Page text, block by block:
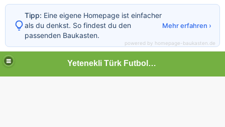
Yetenekli Türk Futbolcular
Tipp: Eine eigene Homepage ist einfacher
als du denkst. So findest du den
passenden Baukasten.
Mehr erfahren ›
powered by homepage-baukasten.de